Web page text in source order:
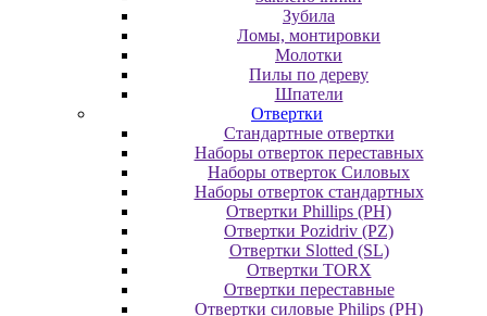
Зубила
Ломы, монтировки
Молотки
Пилы по дереву
Шпатели
Отвертки
Cтандартные отвертки
Наборы отверток переставных
Наборы отверток Силовых
Наборы отверток стандартных
Отвертки Phillips (PH)
Отвертки Pozidriv (PZ)
Отвертки Slotted (SL)
Отвертки TORX
Отвертки переставные
Отвертки силовые Philips (PH)